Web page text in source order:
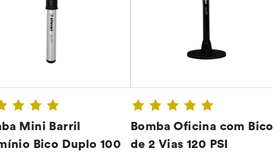
Mini Barril
Bico Duplo 100
Bomba Oficina com Bico
de 2 Vias 120 PSI